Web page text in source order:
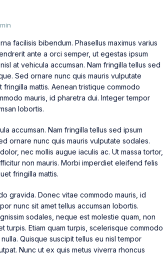
facilisis bibendum. Phasellus maximus varius
ante a orci semper, ut egestas ipsum
at vehicula accumsan. Nam fringilla tellus sed
Sed ornare nunc quis mauris vulputate
fringilla mattis. Aenean tristique commodo
mauris, id pharetra dui. Integer tempor
lobortis.
accumsan. Nam fringilla tellus sed ipsum
ornare nunc quis mauris vulputate sodales.
nec mollis augue iaculis ac. Ut massa tortor,
non mauris. Morbi imperdiet eleifend felis
fringilla mattis.
gravida. Donec vitae commodo mauris, id
nunc sit amet tellus accumsan lobortis.
sodales, neque est molestie quam, non
turpis. Etiam quam turpis, scelerisque commodo
Quisque suscipit tellus eu nisl tempor
Nunc ut ex quis metus viverra rhoncus